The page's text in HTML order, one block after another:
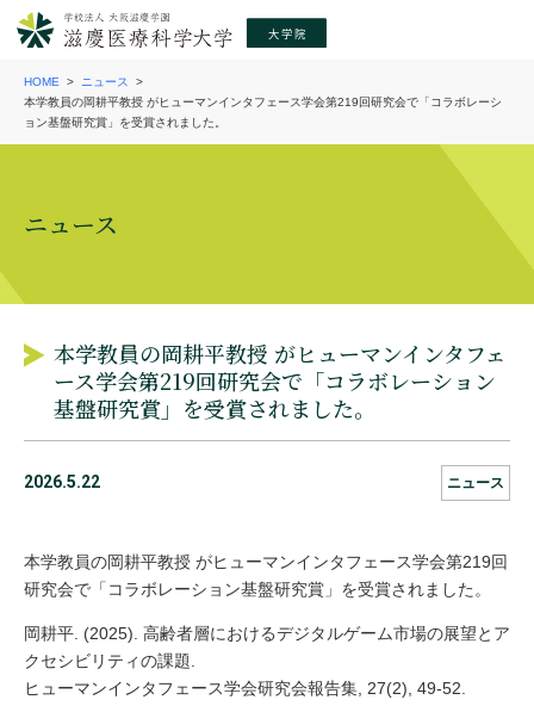
HOME
ニュース
本学教員の岡耕平教授 がヒューマンインタフェース学会第219回研究会で「コラボレーシ
ョン基盤研究賞」を受賞されました。
ニュース
本学教員の岡耕平教授 がヒューマンインタフェ
ース学会第219回研究会で「コラボレーション
基盤研究賞」を受賞されました。
2026.5.22 ニュース
本学教員の岡耕平教授 がヒューマンインタフェース学会第219回
研究会で「コラボレーション基盤研究賞」を受賞されました。
岡耕平. (2025). 高齢者層におけるデジタルゲーム市場の展望とア
クセシビリティの課題.
ヒューマンインタフェース学会研究会報告集, 27(2), 49-52.